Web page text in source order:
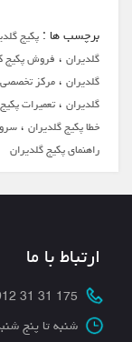
برچسب ها : پکیج
گلدیران، فروش پکیج
گلدیران،مرکز تخصصی
گلدیران،تعمیرات
خطا پکیج گلدیران،
راهنمای پکیج گلدیران
ارتباط با ما
175 31 31 0912 - 026-32224334
شنبه تا پنج شنبه -